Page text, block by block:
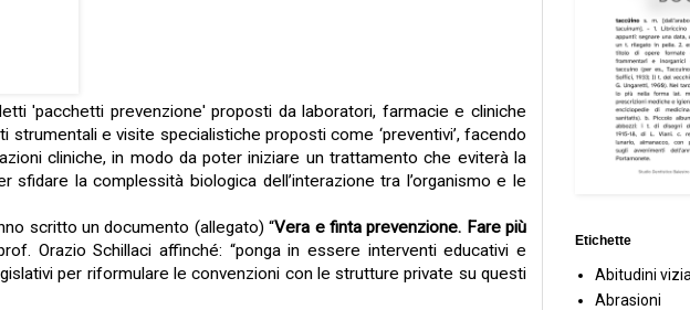
'pacchetti prevenzione' proposti da laboratori, farmacie e cliniche
e visite specialistiche proposti come ‘preventivi’, facendo
cliniche, in modo da poter iniziare un trattamento che eviterà la
la complessità biologica dell’interazione tra l’organismo e le
scritto un documento (allegato) “Vera e finta prevenzione. Fare più
Orazio Schillaci affinché: “ponga in essere interventi educativi e
per riformulare le convenzioni con le strutture private su questi
Etichette
Abitudini
Abrasioni